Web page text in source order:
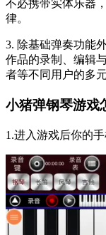
不必携带实体乐器
律。
3. 除基础弹奏功能
作品的录制、编辑
者等不同用户的多
小猪弹钢琴游戏
1.进入游戏后你的